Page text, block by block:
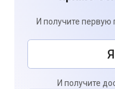
И получите
И получите